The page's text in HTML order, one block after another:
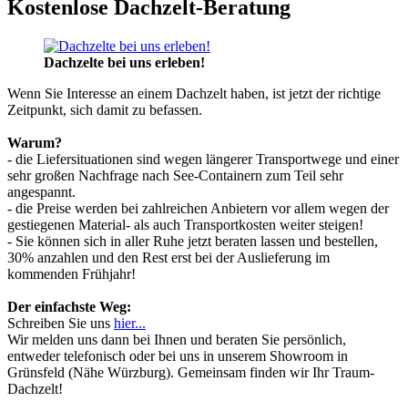
Kostenlose Dachzelt-Beratung
Dachzelte bei uns erleben!
Wenn Sie Interesse an einem Dachzelt haben, ist jetzt der richtige
Zeitpunkt, sich damit zu befassen.
Warum?
- die Liefersituationen sind wegen längerer Transportwege und einer
sehr großen Nachfrage nach See-Containern zum Teil sehr
angespannt.
- die Preise werden bei zahlreichen Anbietern vor allem wegen der
gestiegenen Material- als auch Transportkosten weiter steigen!
- Sie können sich in aller Ruhe jetzt beraten lassen und bestellen,
30% anzahlen und den Rest erst bei der Auslieferung im
kommenden Frühjahr!
Der einfachste Weg:
Schreiben Sie uns hier...
Wir melden uns dann bei Ihnen und beraten Sie persönlich,
entweder telefonisch oder bei uns in unserem Showroom in
Grünsfeld (Nähe Würzburg). Gemeinsam finden wir Ihr Traum-
Dachzelt!